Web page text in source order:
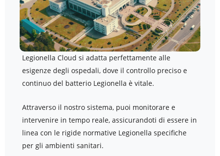
Legionella Cloud si adatta perfettamente alle
esigenze degli ospedali, dove il controllo preciso e
continuo del batterio Legionella è vitale.
Attraverso il nostro sistema, puoi monitorare e
intervenire in tempo reale, assicurandoti di essere in
linea con le rigide normative Legionella specifiche
per gli ambienti sanitari.